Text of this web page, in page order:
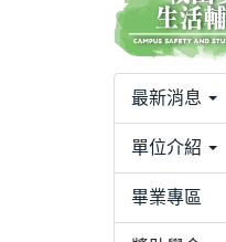
最新消息
單位介紹
畢業專區